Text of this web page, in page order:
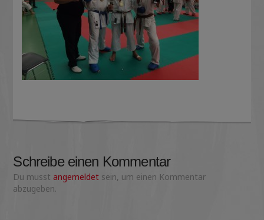
Schreibe einen Kommentar
Du musst angemeldet sein, um einen Kommentar
abzugeben.